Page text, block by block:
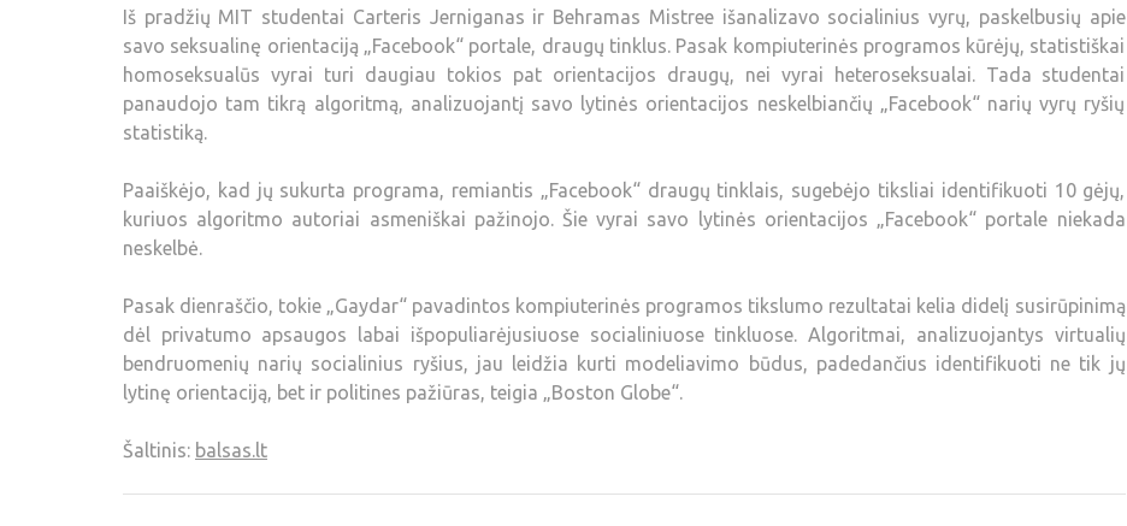
Iš pradžių MIT studentai Carteris Jerniganas ir Behramas Mistree išanalizavo socialinius vyrų, paskelbusių apie
savo seksualinę orientaciją „Facebook“ portale, draugų tinklus. Pasak kompiuterinės programos kūrėjų, statistiškai
homoseksualūs vyrai turi daugiau tokios pat orientacijos draugų, nei vyrai heteroseksualai. Tada studentai
panaudojo tam tikrą algoritmą, analizuojantį savo lytinės orientacijos neskelbiančių „Facebook“ narių vyrų ryšių
statistiką.
Paaiškėjo, kad jų sukurta programa, remiantis „Facebook“ draugų tinklais, sugebėjo tiksliai identifikuoti 10 gėjų,
kuriuos algoritmo autoriai asmeniškai pažinojo. Šie vyrai savo lytinės orientacijos „Facebook“ portale niekada
neskelbė.
Pasak dienraščio, tokie „Gaydar“ pavadintos kompiuterinės programos tikslumo rezultatai kelia didelį susirūpinimą
dėl privatumo apsaugos labai išpopuliarėjusiuose socialiniuose tinkluose. Algoritmai, analizuojantys virtualių
bendruomenių narių socialinius ryšius, jau leidžia kurti modeliavimo būdus, padedančius identifikuoti ne tik jų
lytinę orientaciją, bet ir politines pažiūras, teigia „Boston Globe“.
Šaltinis: balsas.lt